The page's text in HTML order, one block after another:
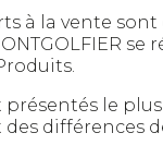
à la vente
présentés le
différences